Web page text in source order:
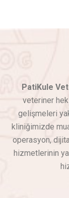
PatiKule
veteriner
gelişmeleri
kliniğimizde
operasyon,
hizmetlerinin